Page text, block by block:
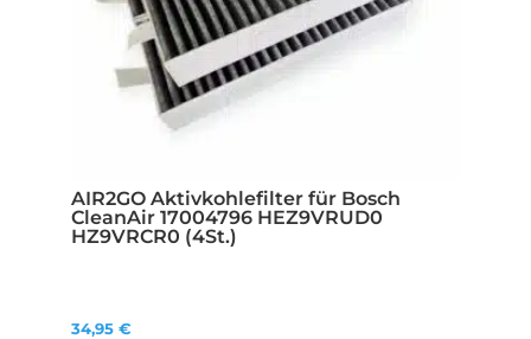
AIR2GO Aktivkohlefilter für Bosch
CleanAir 17004796 HEZ9VRUD0
HZ9VRCR0 (4St.)
34,95 €